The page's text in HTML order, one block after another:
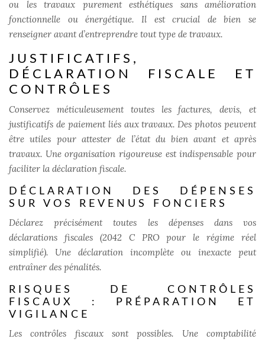
ou les travaux purement esthétiques sans amélioration
fonctionnelle ou énergétique. Il est crucial de bien se
renseigner avant d’entreprendre tout type de travaux.
JUSTIFICATIFS,
DÉCLARATION FISCALE ET
CONTRÔLES
Conservez méticuleusement toutes les factures, devis, et
justificatifs de paiement liés aux travaux. Des photos peuvent
être utiles pour attester de l’état du bien avant et après
travaux. Une organisation rigoureuse est indispensable pour
faciliter la déclaration fiscale.
DÉCLARATION DES DÉPENSES
SUR VOS REVENUS FONCIERS
Déclarez précisément toutes les dépenses dans vos
déclarations fiscales (2042 C PRO pour le régime réel
simplifié). Une déclaration incomplète ou inexacte peut
entraîner des pénalités.
RISQUES DE CONTRÔLES
FISCAUX : PRÉPARATION ET
VIGILANCE
Les contrôles fiscaux sont possibles. Une comptabilité